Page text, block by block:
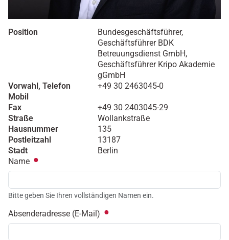
Position
Bundesgeschäftsführer,
Geschäftsführer BDK
Betreuungsdienst GmbH,
Geschäftsführer Kripo Akademie
gGmbH
Vorwahl, Telefon
+49 30 2463045-0
Mobil
Fax
+49 30 2403045-29
Straße
Wollankstraße
Hausnummer
135
Postleitzahl
13187
Stadt
Berlin
Name
Bitte geben Sie Ihren vollständigen Namen ein.
Absenderadresse (E-Mail)